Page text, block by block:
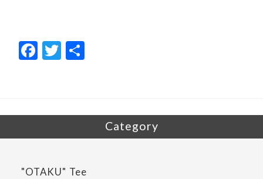
F
ac
o
k
T
w
Category
"OTAKU" Tee